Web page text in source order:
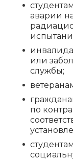
аварии
или
службы;
по